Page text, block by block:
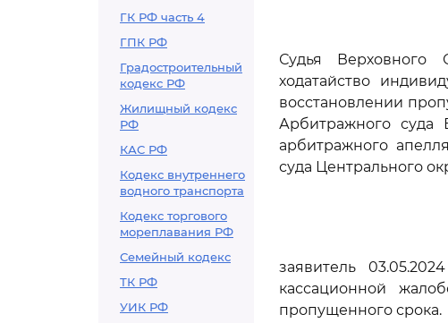
ГК РФ часть 4
ГПК РФ
Градостроительный
кодекс РФ
Жилищный кодекс
РФ
КАС РФ
Кодекс внутреннего
водного транспорта
Кодекс торгового
мореплавания РФ
Семейный кодекс
ТК РФ
УИК РФ
Судья Верховного
ходатайство
восстановлении
Арбитражного суда
арбитражного
суда Центрального
заявитель
кассационной
пропущенного срока.